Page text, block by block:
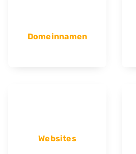
Domeinnamen
Websites